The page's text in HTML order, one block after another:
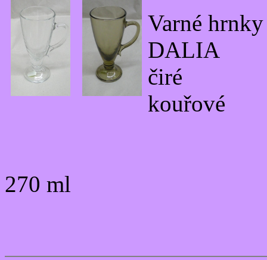
Varné hrnky
DALIA
čiré
kouřové
270 ml